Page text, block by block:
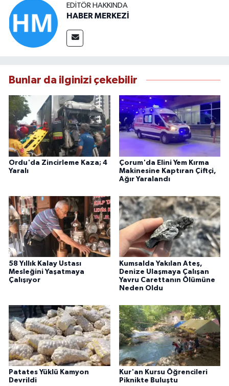
EDITÖR HAKKINDA
HABER MERKEZİ
Bunlar da ilginizi çekebilir
Ordu'da Zincirleme Kaza; 4
Yaralı
Çorum'da Elini Yem Kırma
Makinesine Kaptıran Çiftçi,
Ağır Yaralandı
58 Yıllık Kalay Ustası
Mesleğini Yaşatmaya
Çalışıyor
Kumsalda Yakılan Ateş,
Denize Ulaşmaya Çalışan
Yavru Carettanın Ölümüne
Neden Oldu
Patates Yüklü Kamyon
Devrildi
Kur'an Kursu Öğrencileri
Piknikte Buluştu